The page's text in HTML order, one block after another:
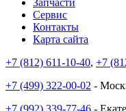
Сервис
Контакты
Карта сайта
+7 (812) 611-10-40, +7
+7 (499) 322-00-02 -
+7 (992) 339-77-46 -